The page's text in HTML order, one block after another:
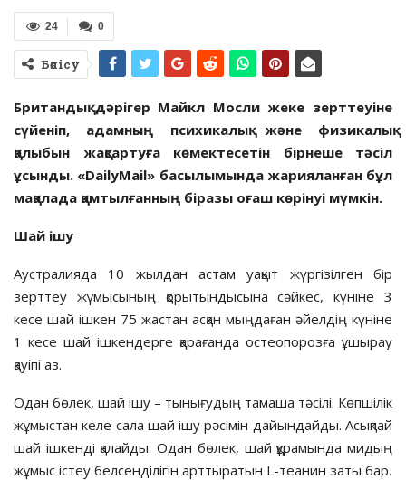
0
24
Бөлісу
Британдық дәрігер Майкл Мосли жеке зерттеуіне
сүйеніп, адамның психикалық және физикалық
қалыбын жақсартуға көмектесетін бірнеше тәсіл
ұсынды. «DailyMail» басылымында жарияланған бұл
мақалада қамтылғанның біразы оғаш көрінуі мүмкін.
Шай ішу
Аустралияда 10 жылдан астам уақыт жүргізілген бір
зерттеу жұмысының қорытындысына сәйкес, күніне 3
кесе шай ішкен 75 жастан асқан мыңдаған әйелдің күніне
1 кесе шай ішкендерге қарағанда остеопорозға ұшырау
қауіпі аз.
Одан бөлек, шай ішу – тынығудың тамаша тәсілі. Көпшілік
жұмыстан келе сала шай ішу рәсімін дайындайды. Асықпай
шай ішкенді қалайды. Одан бөлек, шай құрамында мидың
жұмыс істеу белсенділігін арттыратын L-теанин заты бар.